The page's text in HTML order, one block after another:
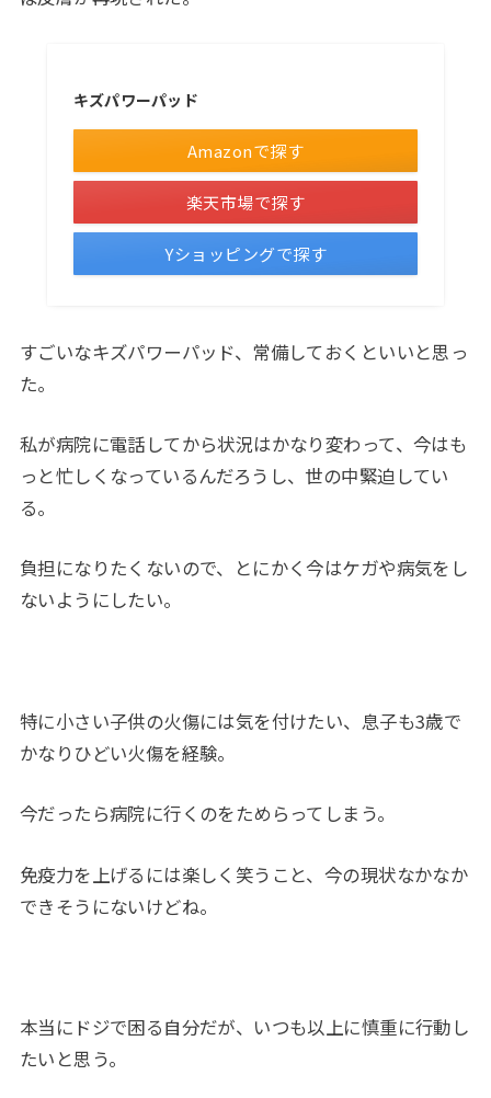
キズパワーパッド
Amazonで探す
楽天市場で探す
Yショッピングで探す
すごいなキズパワーパッド、常備しておくといいと思っ
た。
私が病院に電話してから状況はかなり変わって、今はも
っと忙しくなっているんだろうし、世の中緊迫してい
る。
負担になりたくないので、とにかく今はケガや病気をし
ないようにしたい。
特に小さい子供の火傷には気を付けたい、息子も3歳で
かなりひどい火傷を経験。
今だったら病院に行くのをためらってしまう。
免疫力を上げるには楽しく笑うこと、今の現状なかなか
できそうにないけどね。
本当にドジで困る自分だが、いつも以上に慎重に行動し
たいと思う。